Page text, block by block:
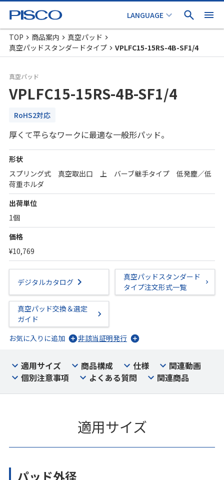
TOP 商品案内
真空パッド
真空パッドスタンダードタイプ
VPLFC15-15RS-4B-SF1/4
真空パッド
VPLFC15-15RS-4B-SF1/4
RoHS2対応
厚くて平らなワークに最適な一般形パッド。
形状
スプリング式 真空取出口 上 バーブ継手タイプ 低発塵／低
荷重ホルダ
出荷単位
1個
価格
¥10,769
デジタルカタログ
真空パッドスタンダード
タイプ注文形式一覧
真空パッド交換＆選定
ガイド
お気に入りに追加
非該当証明発行
適用サイズ 商品構成 仕様
関連動画
個別注意事項
よくある質問 関連商品
適用サイズ
パッド外径